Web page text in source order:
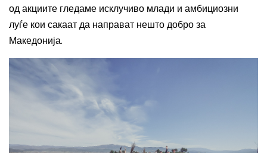
од акциите гледаме исклучиво млади и амбициозни
луѓе кои сакаат да направат нешто добро за
Македонија.